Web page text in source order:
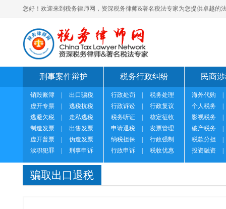
您好！欢迎来到税务律师网，资深税务律师&著名税法专家为您提供卓越的
刑事案件辩护
销毁账簿
出口骗税
虚开专票
逃税抗税
逃避欠税
走私逃税
制造发票
出售发票
虚开普票
伪造发票
渎职犯罪
刑事申诉
税务行政纠纷
行政处罚
税务处理
行政诉讼
行政复议
税务听证
核定征收
申请退税
发票管理
纳税担保
行政强制
行政申诉
税收优惠
民商
海外代购
个人税务
影视税务
破产税务
税款分担
投资融资
骗取出口退税